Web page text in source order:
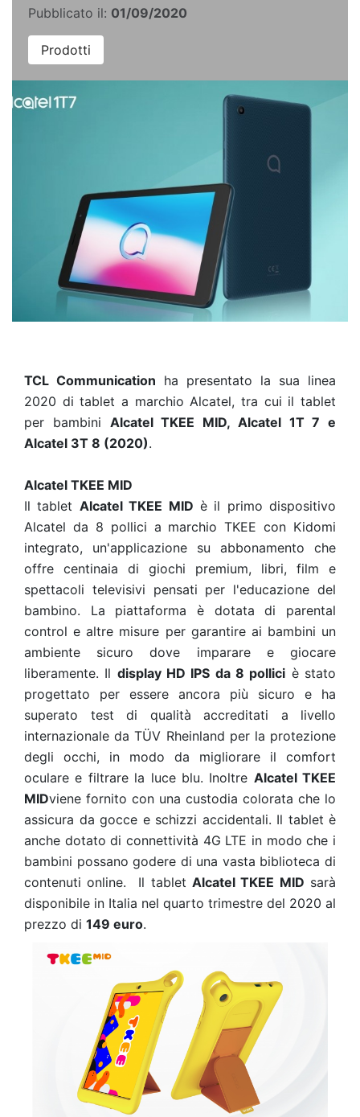
Pubblicato il: 01/09/2020
Prodotti
TCL Communication ha presentato la sua linea
2020 di tablet a marchio Alcatel, tra cui il tablet
per bambini Alcatel TKEE MID, Alcatel 1T 7 e
Alcatel 3T 8 (2020).
Alcatel TKEE MID
Il tablet Alcatel TKEE MID è il primo dispositivo
Alcatel da 8 pollici a marchio TKEE con Kidomi
integrato, un'applicazione su abbonamento che
offre centinaia di giochi premium, libri, film e
spettacoli televisivi pensati per l'educazione del
bambino. La piattaforma è dotata di parental
control e altre misure per garantire ai bambini un
ambiente sicuro dove imparare e giocare
liberamente. Il display HD IPS da 8 pollici è stato
progettato per essere ancora più sicuro e ha
superato test di qualità accreditati a livello
internazionale da TÜV Rheinland per la protezione
degli occhi, in modo da migliorare il comfort
oculare e filtrare la luce blu. Inoltre Alcatel TKEE
MIDviene fornito con una custodia colorata che lo
assicura da gocce e schizzi accidentali. Il tablet è
anche dotato di connettività 4G LTE in modo che i
bambini possano godere di una vasta biblioteca di
contenuti online. Il tablet Alcatel TKEE MID sarà
disponibile in Italia nel quarto trimestre del 2020 al
prezzo di 149 euro.